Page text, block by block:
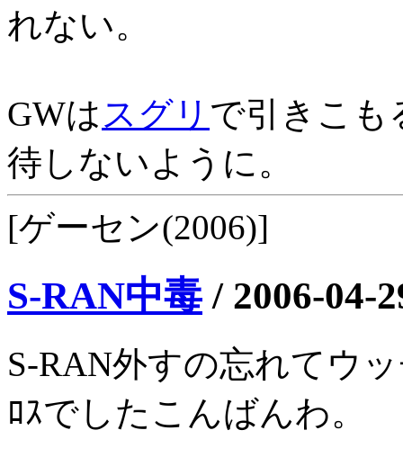
れない。
GWは スグリ で引きこも
待しないように。
[ゲーセン(2006)]
S-RAN中毒 / 2006-04-
S-RAN外すの忘れてウ
ﾛｽでしたこんばんわ。